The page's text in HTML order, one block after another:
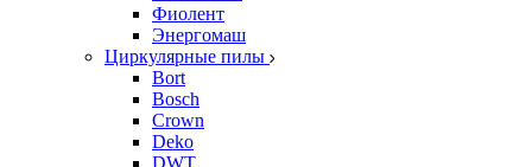
Фиолент
Энергомаш
Циркулярные пилы
Bort
Bosch
Crown
Deko
DWT